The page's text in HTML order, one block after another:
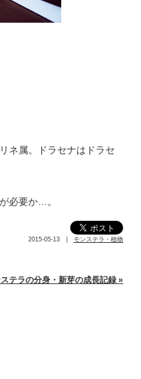
ネ属。ドラセナはドラセ
必要か…。
2015-05-13 | モンステラ・植物
テラの分身・新芽の成長記録 »